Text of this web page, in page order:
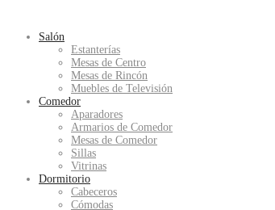
Salón
Estanterías
Mesas de Centro
Mesas de Rincón
Muebles de Televisión
Comedor
Aparadores
Armarios de Comedor
Mesas de Comedor
Sillas
Vitrinas
Dormitorio
Cabeceros
Cómodas